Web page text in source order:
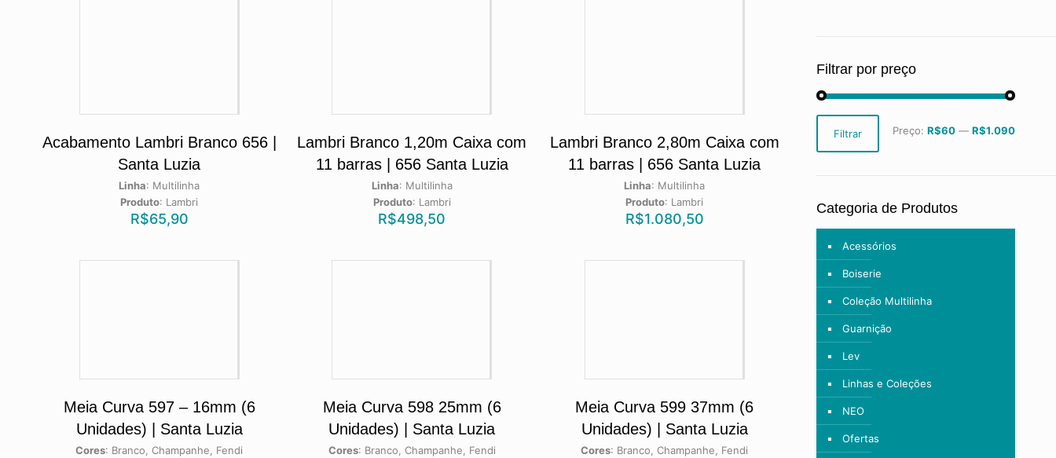
Acabamento Lambri Branco 656 |
Santa Luzia
Linha: Multilinha
Produto: Lambri
R$65,90
Lambri Branco 1,20m Caixa com
11 barras | 656 Santa Luzia
Linha: Multilinha
Produto: Lambri
R$498,50
Lambri Branco 2,80m Caixa com
11 barras | 656 Santa Luzia
Linha: Multilinha
Produto: Lambri
R$1.080,50
Meia Curva 597 – 16mm (6
Unidades) | Santa Luzia
Cores: Branco, Champanhe, Fendi
Meia Curva 598 25mm (6
Unidades) | Santa Luzia
Cores: Branco, Champanhe, Fendi
Meia Curva 599 37mm (6
Unidades) | Santa Luzia
Cores: Branco, Champanhe, Fendi
Filtrar por preço
Preço
mínimo
Preço
máximo
Filtrar Preço: R$60 — R$1.090
Categoria de Produtos
Acessórios
Boiserie
Coleção Multilinha
Guarnição
Lev
Linhas e Coleções
NEO
Ofertas